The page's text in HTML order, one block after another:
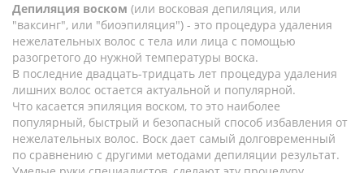
Депиляция воском (или восковая депиляция, или
"ваксинг", или "биоэпиляция") - это процедура удаления
нежелательных волос с тела или лица с помощью
разогретого до нужной температуры воска.
В последние двадцать-тридцать лет процедура удаления
лишних волос остается актуальной и популярной.
Что касается эпиляция воском, то это наиболее
популярный, быстрый и безопасный способ избавления от
нежелательных волос. Воск дает самый долговременный
по сравнению с другими методами депиляции результат.